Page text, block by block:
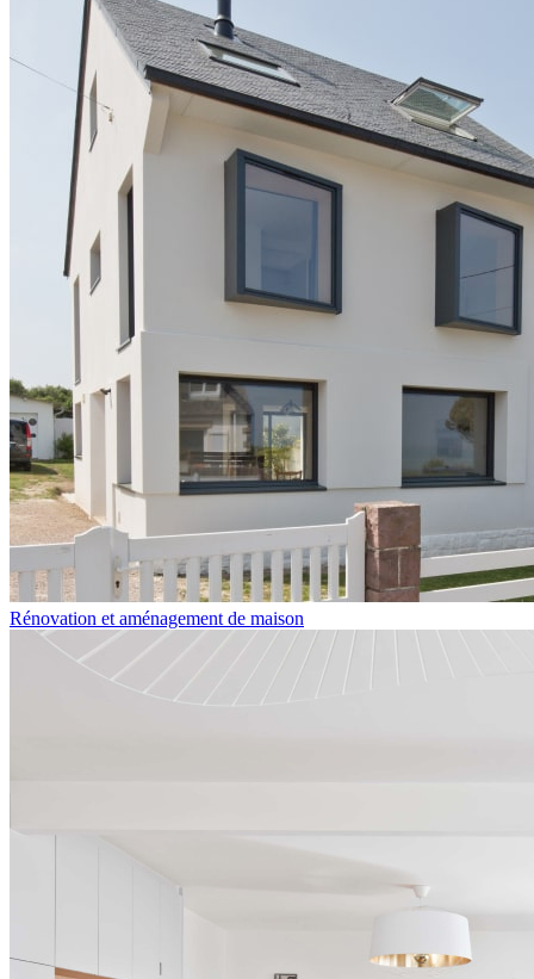
Rénovation et aménagement de maison